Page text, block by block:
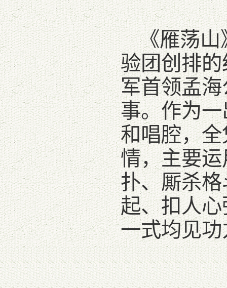
《雁荡山
验团创排
军首领孟
事。作为
和唱腔，
情，主要
扑、厮杀
起、扣人
一式均见